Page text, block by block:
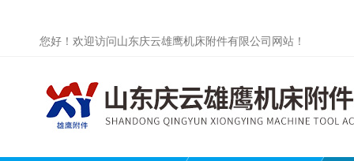
您好！欢迎访问山东庆云雄鹰机床附件有限公司网站！